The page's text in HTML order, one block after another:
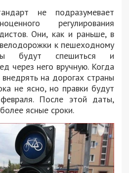
не подразумевает
регулирования
Они, как и раньше, в
к пешеходному
будут спешиться и
через него вручную. Когда
на дорогах страны
не ясно, но правки будут
После этой даты,
ясные сроки.